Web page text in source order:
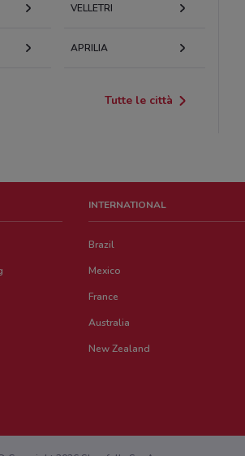
VELLETRI
APRILIA
Tutte le città
INTERNATIONAL
Brazil
Mexico
France
Australia
New Zealand